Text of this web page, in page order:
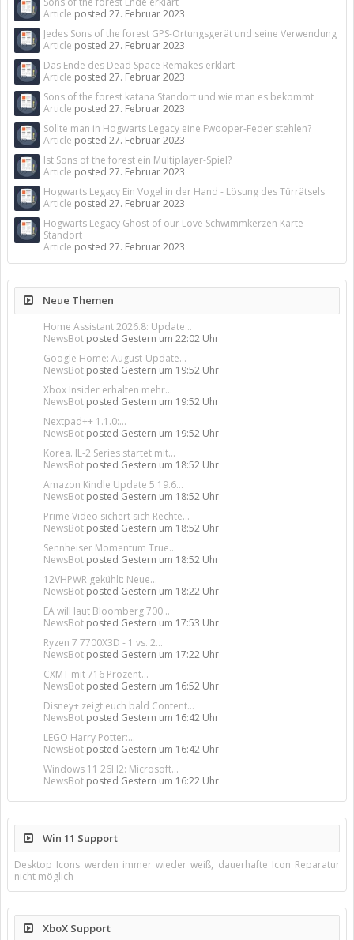
Article posted 27. Februar 2023
Jedes Sons of the forest GPS-Ortungsgerät und seine Verwendung
Article posted 27. Februar 2023
Das Ende des Dead Space Remakes erklärt
Article posted 27. Februar 2023
Sons of the forest katana Standort und wie man es bekommt
Article posted 27. Februar 2023
Sollte man in Hogwarts Legacy eine Fwooper-Feder stehlen?
Article posted 27. Februar 2023
Ist Sons of the forest ein Multiplayer-Spiel?
Article posted 27. Februar 2023
Hogwarts Legacy Ein Vogel in der Hand - Lösung des Türrätsels
Article posted 27. Februar 2023
Hogwarts Legacy Ghost of our Love Schwimmkerzen Karte
Standort
Article posted 27. Februar 2023
Neue Themen
Home Assistant 2026.8: Update...
NewsBot posted Gestern um 22:02 Uhr
Google Home: August-Update...
NewsBot posted Gestern um 19:52 Uhr
Xbox Insider erhalten mehr...
NewsBot posted Gestern um 19:52 Uhr
Nextpad++ 1.1.0:...
NewsBot posted Gestern um 19:52 Uhr
Korea. IL-2 Series startet mit...
NewsBot posted Gestern um 18:52 Uhr
Amazon Kindle Update 5.19.6...
NewsBot posted Gestern um 18:52 Uhr
Prime Video sichert sich Rechte...
NewsBot posted Gestern um 18:52 Uhr
Sennheiser Momentum True...
NewsBot posted Gestern um 18:52 Uhr
12VHPWR gekühlt: Neue...
NewsBot posted Gestern um 18:22 Uhr
EA will laut Bloomberg 700...
NewsBot posted Gestern um 17:53 Uhr
Ryzen 7 7700X3D - 1 vs. 2...
NewsBot posted Gestern um 17:22 Uhr
CXMT mit 716 Prozent...
NewsBot posted Gestern um 16:52 Uhr
Disney+ zeigt euch bald Content...
NewsBot posted Gestern um 16:42 Uhr
LEGO Harry Potter:...
NewsBot posted Gestern um 16:42 Uhr
Windows 11 26H2: Microsoft...
NewsBot posted Gestern um 16:22 Uhr
Win 11 Support
Desktop Icons werden immer wieder weiß, dauerhafte Icon Reparatur
nicht möglich
XboX Support